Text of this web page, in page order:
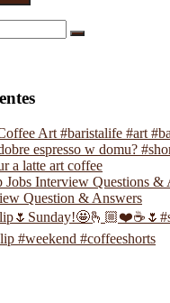
Art #baristalife #art
espresso w domu?
a latte art coffee
Jobs Interview Questions &
Question & Answers
#weekend #coffeeshorts